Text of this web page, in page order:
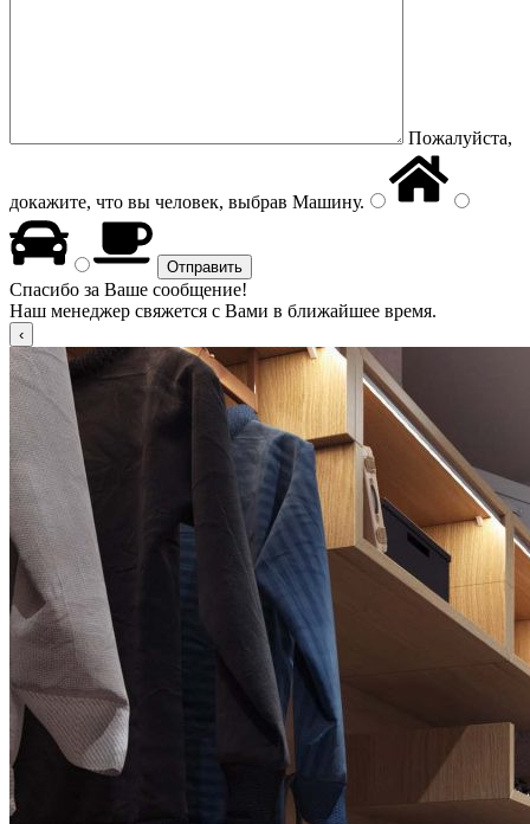
Пожалуйста,
докажите, что вы человек, выбрав Машину.
Спасибо за Ваше сообщение!
Наш менеджер свяжется с Вами в ближайшее время.